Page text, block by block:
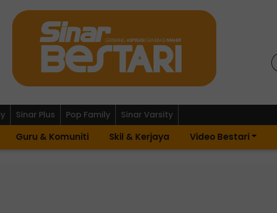
Sinar Plus Pop Family Sinar Varsity
Guru & Komuniti Skil & Kerjaya Video Bestari